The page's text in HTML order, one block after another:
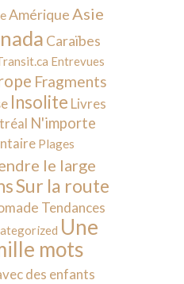
Amérique Asie
Caraïbes
Entrevues
Fragments
Insolite Livres
N'importe
Plages
le large
Sur la route
Tendances
Une
mots
des enfants